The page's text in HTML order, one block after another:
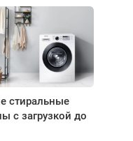
стиральные
с загрузкой до